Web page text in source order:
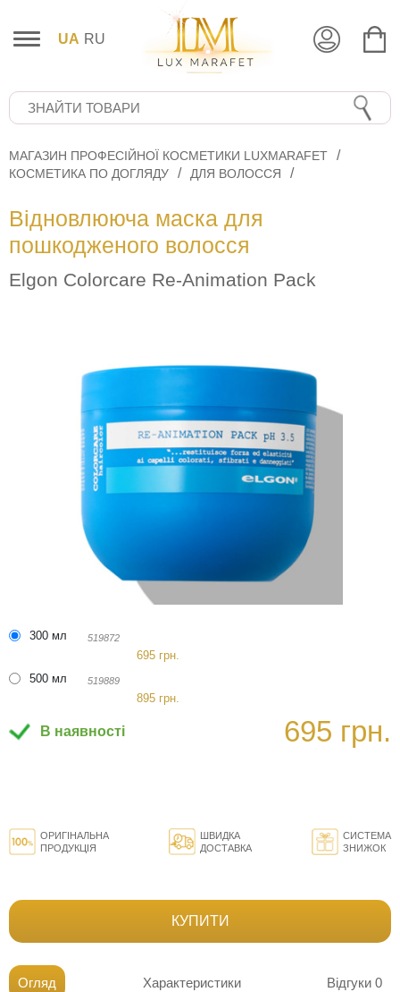
UA RU
МАГАЗИН ПРОФЕСІЙНОЇ КОСМЕТИКИ LUXMARAFET
КОСМЕТИКА ПО ДОГЛЯДУ
ДЛЯ ВОЛОССЯ
Відновлююча маска для
пошкодженого волосся
Elgon Colorcare Re-Animation Pack
300 мл 519872
695 грн.
500 мл
519889
895 грн.
В наявності 695 грн.
ОРИГІНАЛЬНА
ПРОДУКЦІЯ
ШВИДКА
ДОСТАВКА
СИСТЕМА
ЗНИЖОК
КУПИТИ
Огляд Характеристики Відгуки 0